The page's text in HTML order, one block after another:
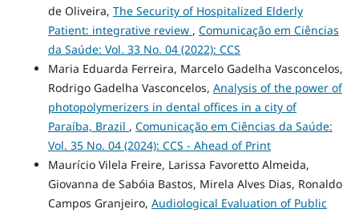
de Oliveira, The Security of Hospitalized Elderly
Patient: integrative review , Comunicação em Ciências
da Saúde: Vol. 33 No. 04 (2022): CCS
Maria Eduarda Ferreira, Marcelo Gadelha Vasconcelos,
Rodrigo Gadelha Vasconcelos, Analysis of the power of
photopolymerizers in dental offices in a city of
Paraíba, Brazil , Comunicação em Ciências da Saúde:
Vol. 35 No. 04 (2024): CCS - Ahead of Print
Maurício Vilela Freire, Larissa Favoretto Almeida,
Giovanna de Sabóia Bastos, Mirela Alves Dias, Ronaldo
Campos Granjeiro, Audiological Evaluation of Public